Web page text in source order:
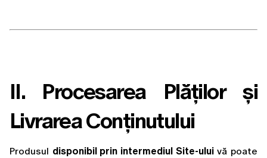
II. Procesarea Plăților și
Livrarea Conținutului
Produsul disponibil prin intermediul Site-ului vă poate